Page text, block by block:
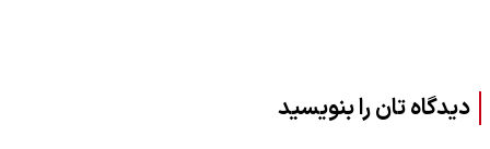
دیدگاه تان را بنویسید